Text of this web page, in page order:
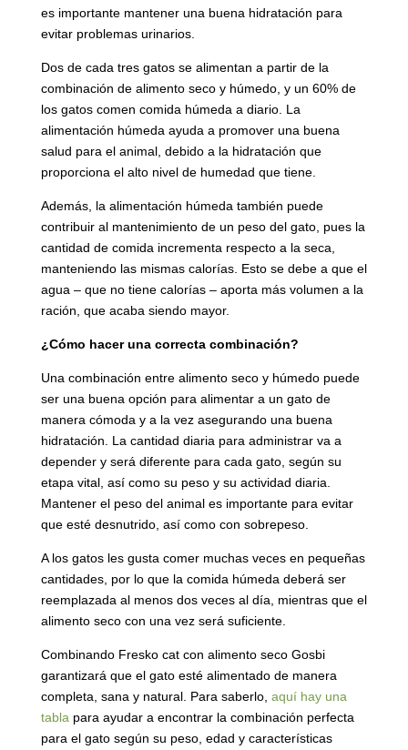
es importante mantener una buena hidratación para
evitar problemas urinarios.
Dos de cada tres gatos se alimentan a partir de la
combinación de alimento seco y húmedo, y un 60% de
los gatos comen comida húmeda a diario. La
alimentación húmeda ayuda a promover una buena
salud para el animal, debido a la hidratación que
proporciona el alto nivel de humedad que tiene.
Además, la alimentación húmeda también puede
contribuir al mantenimiento de un peso del gato, pues la
cantidad de comida incrementa respecto a la seca,
manteniendo las mismas calorías. Esto se debe a que el
agua – que no tiene calorías – aporta más volumen a la
ración, que acaba siendo mayor.
¿Cómo hacer una correcta combinación?
Una combinación entre alimento seco y húmedo puede
ser una buena opción para alimentar a un gato de
manera cómoda y a la vez asegurando una buena
hidratación. La cantidad diaria para administrar va a
depender y será diferente para cada gato, según su
etapa vital, así como su peso y su actividad diaria.
Mantener el peso del animal es importante para evitar
que esté desnutrido, así como con sobrepeso.
A los gatos les gusta comer muchas veces en pequeñas
cantidades, por lo que la comida húmeda deberá ser
reemplazada al menos dos veces al día, mientras que el
alimento seco con una vez será suficiente.
Combinando Fresko cat con alimento seco Gosbi
garantizará que el gato esté alimentado de manera
completa, sana y natural. Para saberlo, aquí hay una
tabla para ayudar a encontrar la combinación perfecta
para el gato según su peso, edad y características